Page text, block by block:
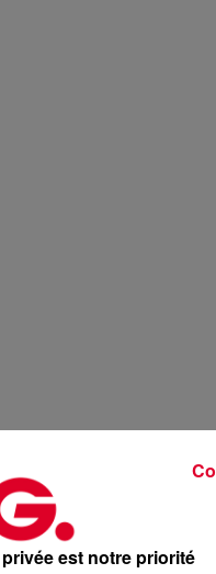
est notre priorité